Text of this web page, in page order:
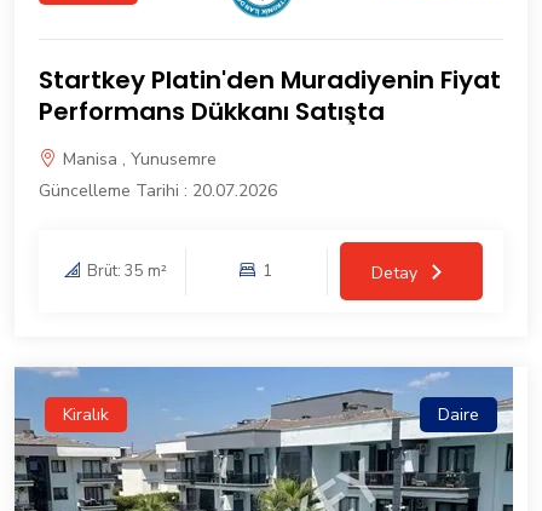
Startkey Platin'den Muradiyenin Fiyat
Performans Dükkanı Satışta
Manisa , Yunusemre
Güncelleme Tarihi : 20.07.2026
Brüt: 35 m² 1 Detay
Kiralık Daire